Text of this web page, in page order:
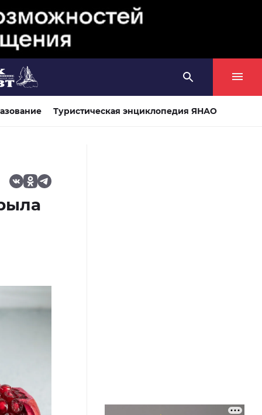
Туристическая энциклопедия ЯНАО